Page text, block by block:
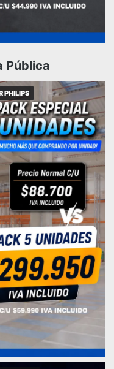
Pública
PHILIPS